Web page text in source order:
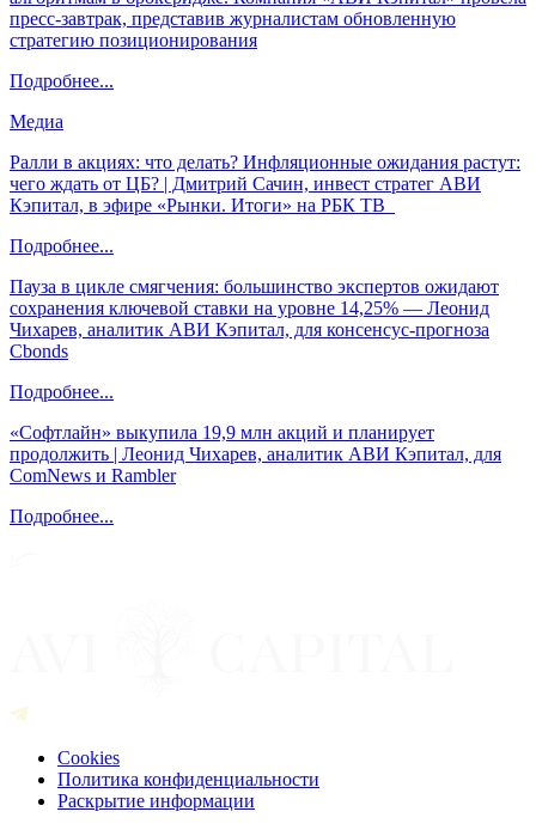
пресс-завтрак, представив журналистам обновленную
стратегию позиционирования
Подробнее...
Медиа
Ралли в акциях: что делать? Инфляционные ожидания растут:
чего ждать от ЦБ? | Дмитрий Сачин, инвест стратег АВИ
Кэпитал, в эфире «Рынки. Итоги» на РБК ТВ
Подробнее...
Пауза в цикле смягчения: большинство экспертов ожидают
сохранения ключевой ставки на уровне 14,25% — Леонид
Чихарев, аналитик АВИ Кэпитал, для консенсус-прогноза
Cbonds
Подробнее...
«Софтлайн» выкупила 19,9 млн акций и планирует
продолжить | Леонид Чихарев, аналитик АВИ Кэпитал, для
ComNews и Rambler
Подробнее...
Cookies
Политика конфиденциальности
Раскрытие информации